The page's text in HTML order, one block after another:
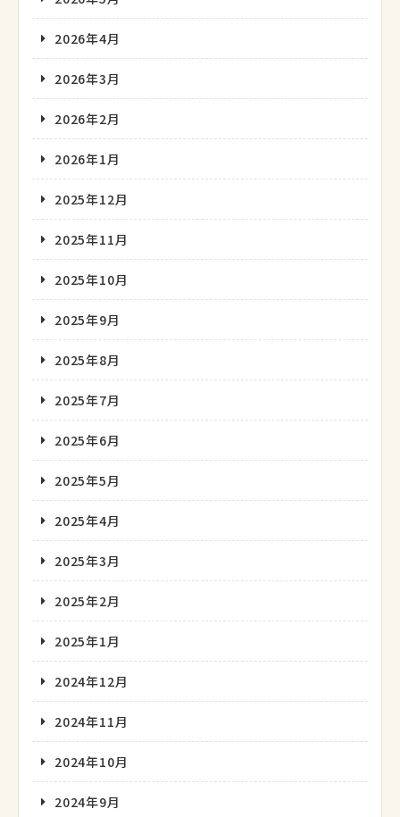
2026年4月
2026年3月
2026年2月
2026年1月
2025年12月
2025年11月
2025年10月
2025年9月
2025年8月
2025年7月
2025年6月
2025年5月
2025年4月
2025年3月
2025年2月
2025年1月
2024年12月
2024年11月
2024年10月
2024年9月